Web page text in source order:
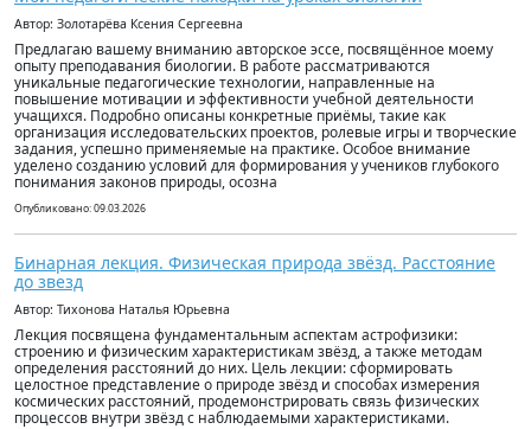
Автор: Золотарёва Ксения Сергеевна
Предлагаю вашему вниманию авторское эссе, посвящённое моему
опыту преподавания биологии. В работе рассматриваются
уникальные педагогические технологии, направленные на
повышение мотивации и эффективности учебной деятельности
учащихся. Подробно описаны конкретные приёмы, такие как
организация исследовательских проектов, ролевые игры и творческие
задания, успешно применяемые на практике. Особое внимание
уделено созданию условий для формирования у учеников глубокого
понимания законов природы, осозна
Опубликовано: 09.03.2026
Бинарная лекция. Физическая природа звёзд. Расстояние
до звезд
Автор: Тихонова Наталья Юрьевна
Лекция посвящена фундаментальным аспектам астрофизики:
строению и физическим характеристикам звёзд, а также методам
определения расстояний до них. Цель лекции: сформировать
целостное представление о природе звёзд и способах измерения
космических расстояний, продемонстрировать связь физических
процессов внутри звёзд с наблюдаемыми характеристиками.